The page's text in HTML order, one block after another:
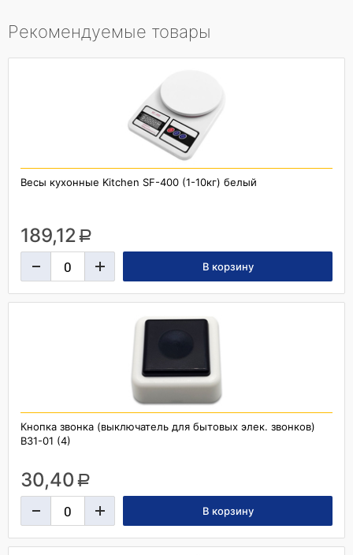
Рекомендуемые товары
Весы кухонные Kitchen SF-400 (1-10кг) белый
189,12 a
Кнопка звонка (выключатель для бытовых элек. звонков)
B31-01 (4)
30,40 a